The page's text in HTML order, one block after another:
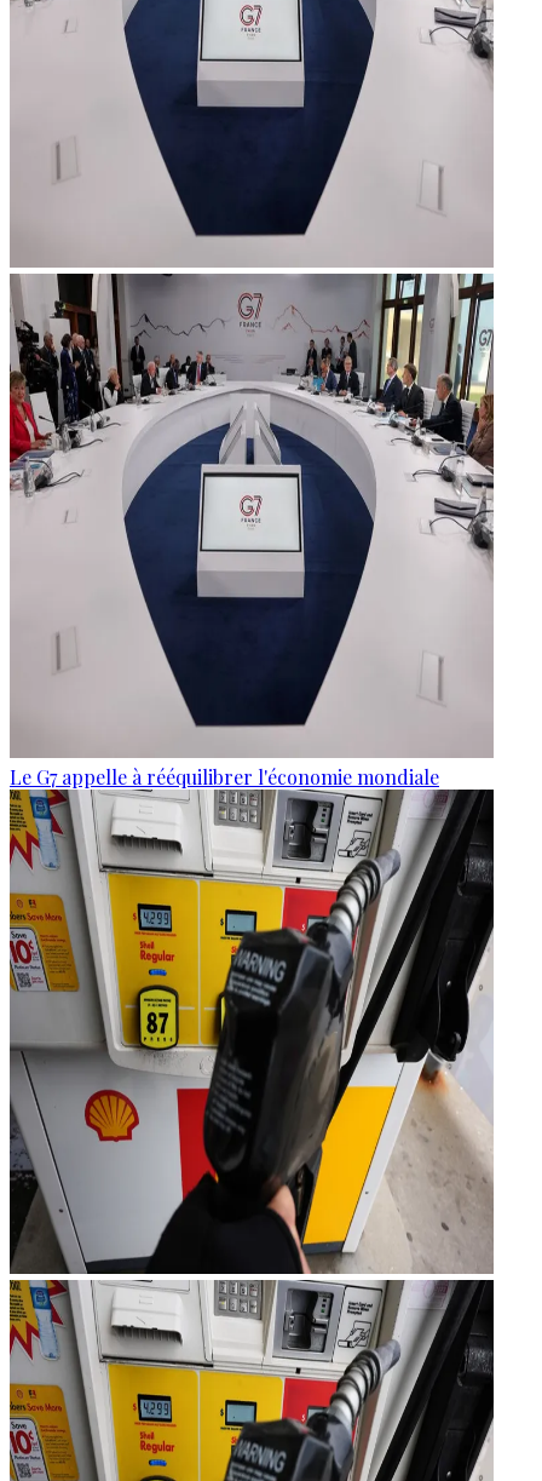
Le G7 appelle à rééquilibrer l'économie mondiale